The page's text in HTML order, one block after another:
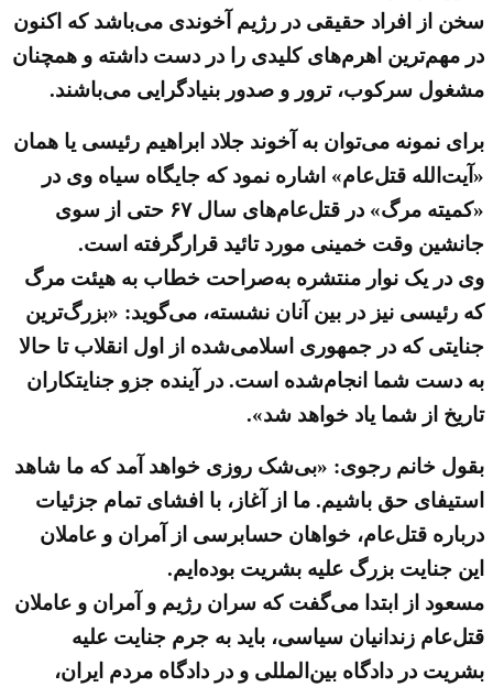
سخن از افراد حقیقی در رژیم آخوندی می‌باشد که اکنون
در مهم‌ترین اهرم‌های کلیدی را در دست داشته و همچنان
مشغول سرکوب، ترور و صدور بنیادگرایی می‌باشند.
برای نمونه می‌توان به آخوند جلاد ابراهیم رئیسی یا همان
«آیت‌الله قتل‌عام» اشاره نمود که جایگاه سیاه وی در
«کمیته مرگ» در قتل‌عام‌های سال ۶۷ حتی از سوی
جانشین وقت خمینی مورد تائید قرارگرفته است.
وی در یک نوار منتشره به‌صراحت خطاب به هیئت مرگ
که رئیسی نیز در بین آنان نشسته، می‌گوید: «بزرگ‌ترین
جنایتی که در جمهوری اسلامی‌شده از اول انقلاب تا حالا
به دست شما انجام‌شده است. در آینده جزو جنایتکاران
تاریخ از شما یاد خواهد شد».
بقول خانم رجوی: «بی‌شک روزی خواهد آمد که ما شاهد
استیفای حق باشیم. ما از آغاز، با افشای تمام جزئیات
درباره قتل‌عام، خواهان حسابرسی از آمران و عاملان
این جنایت بزرگ علیه بشریت بوده‌ایم.
مسعود از ابتدا می‌گفت که سران رژیم و آمران و عاملان
قتل‌عام زندانیان سیاسی، باید به جرم جنایت علیه
بشریت در دادگاه بین‌المللی و در دادگاه مردم ایران،